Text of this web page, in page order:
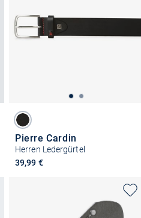
Pierre Cardin
Herren Ledergürtel
39,99 €